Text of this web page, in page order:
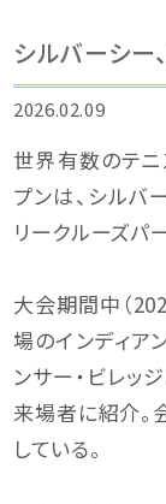
シルバーシー
2026.02.09
世界有数のテニ
プンは、シルバ
リークルーズパ
大会期間中（
場のインディア
ンサー・ビレッ
来場者に紹介。
している。